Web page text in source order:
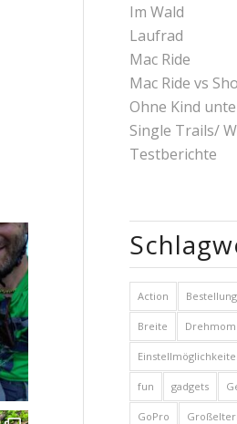
Im Wald
Laufrad
Mac Ride
Mac Ride vs
Ohne Kind
Single Trails/
Testberichte
Action Bestellung
Breite
fun gadgets
GoPro